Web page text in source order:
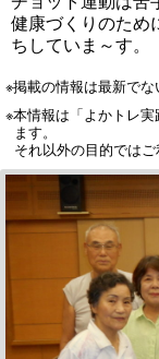
健康づくりのため
ちしていま～す。
※掲載の情報は最新でな
※本情報は「よかトレ
ます。
それ以外の目的では